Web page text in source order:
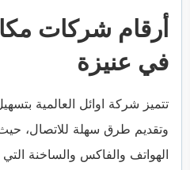
أرقام شركات
في عنيزة
تتميز شركة اوائل العالمية
وتقديم طرق سهلة للاتصال،
الهواتف والفاكس والساخنة التي